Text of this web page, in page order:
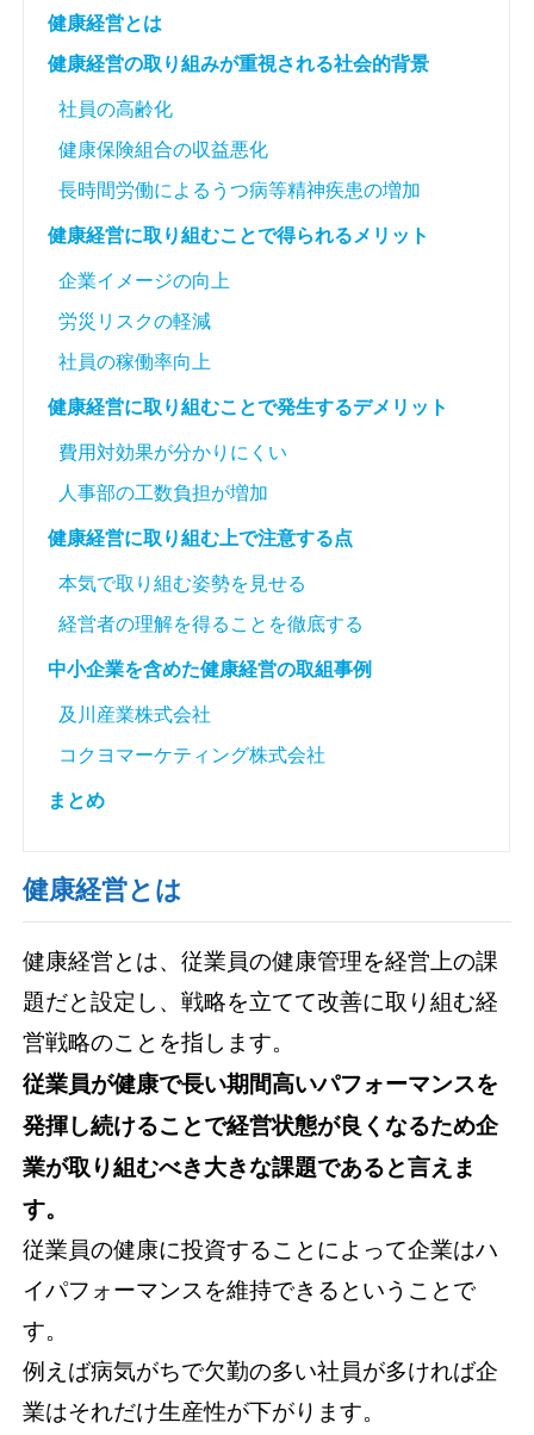
健康経営とは
健康経営の取り組みが重視される社会的背景
社員の高齢化
健康保険組合の収益悪化
長時間労働によるうつ病等精神疾患の増加
健康経営に取り組むことで得られるメリット
企業イメージの向上
労災リスクの軽減
社員の稼働率向上
健康経営に取り組むことで発生するデメリット
費用対効果が分かりにくい
人事部の工数負担が増加
健康経営に取り組む上で注意する点
本気で取り組む姿勢を見せる
経営者の理解を得ることを徹底する
中小企業を含めた健康経営の取組事例
及川産業株式会社
コクヨマーケティング株式会社
まとめ
健康経営とは
健康経営とは、従業員の健康管理を経営上の課
題だと設定し、戦略を立てて改善に取り組む経
営戦略のことを指します。
従業員が健康で長い期間高いパフォーマンスを
発揮し続けることで経営状態が良くなるため企
業が取り組むべき大きな課題であると言えま
す。
従業員の健康に投資することによって企業はハ
イパフォーマンスを維持できるということで
す。
例えば病気がちで欠勤の多い社員が多ければ企
業はそれだけ生産性が下がります。